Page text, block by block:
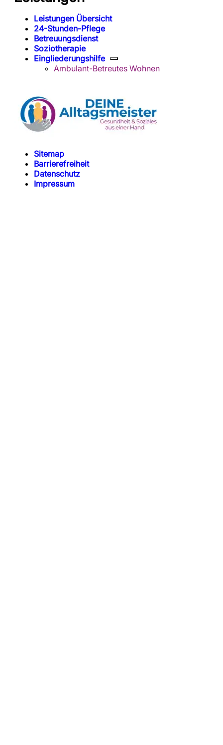
Leistungen Übersicht
24-Stunden-Pflege
Betreuungsdienst
Soziotherapie
Eingliederungshilfe
Ambulant-Betreutes Wohnen
Sitemap
Barrierefreiheit
Datenschutz
Impressum